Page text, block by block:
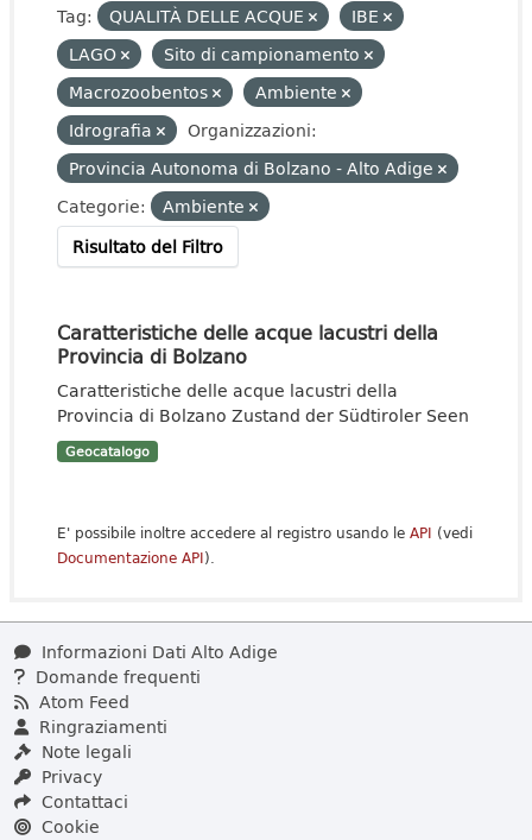
Tag: QUALITÀ DELLE ACQUE
IBE
LAGO
Sito di campionamento
Macrozoobentos
Ambiente
Idrografia
Organizzazioni:
Provincia Autonoma di Bolzano - Alto Adige
Categorie:
Ambiente
Risultato del Filtro
Caratteristiche delle acque lacustri della
Provincia di Bolzano
Caratteristiche delle acque lacustri della
Provincia di Bolzano Zustand der Südtiroler Seen
Geocatalogo
E' possibile inoltre accedere al registro usando le API (vedi
Documentazione API).
Informazioni Dati Alto Adige
Domande frequenti
Atom Feed
Ringraziamenti
Note legali
Privacy
Contattaci
Cookie